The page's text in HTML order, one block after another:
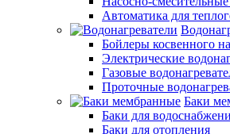
Автоматика для
Бойлеры косвенного
Электрические
Газовые
Проточные
Баки
Баки для
Баки для отопления